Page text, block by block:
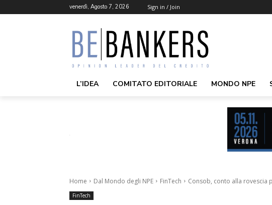
venerdì, Agosto 7, 2026 Sign in / Join
L’IDEA COMITATO EDITORIALE MONDO NPE
Home Dal Mondo degli NPE FinTech Consob, conto alla rovescia
FinTech